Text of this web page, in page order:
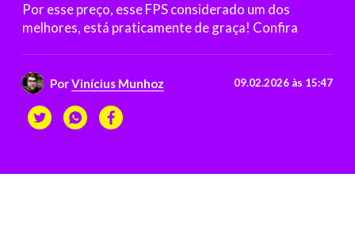
Por esse preço, esse FPS considerado um dos
melhores, está praticamente de graça! Confira
PorVinícius Munhoz 09.02.2026 às 15:47